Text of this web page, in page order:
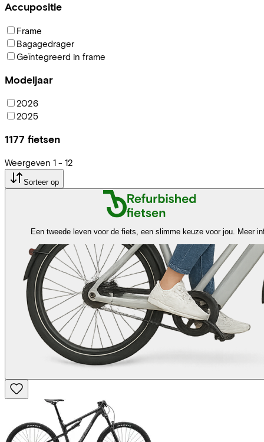
Accupositie
Frame
Bagagedrager
Geïntegreerd in frame
Modeljaar
2026
2025
1177 fietsen
Weergeven 1 - 12
Sorteer op
Een tweede leven voor de fiets, een slimme keuze voor jou. Meer